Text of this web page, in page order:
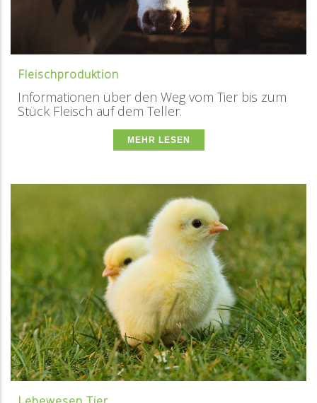
Fleischproduktion
Informationen über den Weg vom Tier bis zum
Stück Fleisch auf dem Teller.
MEHR LESEN